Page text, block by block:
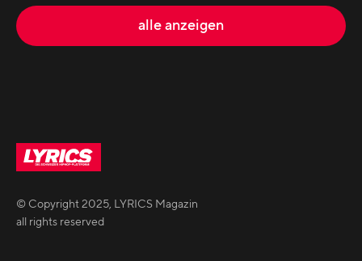
alle anzeigen
© Copyright2025, LYRICS Magazin
all rights reserved